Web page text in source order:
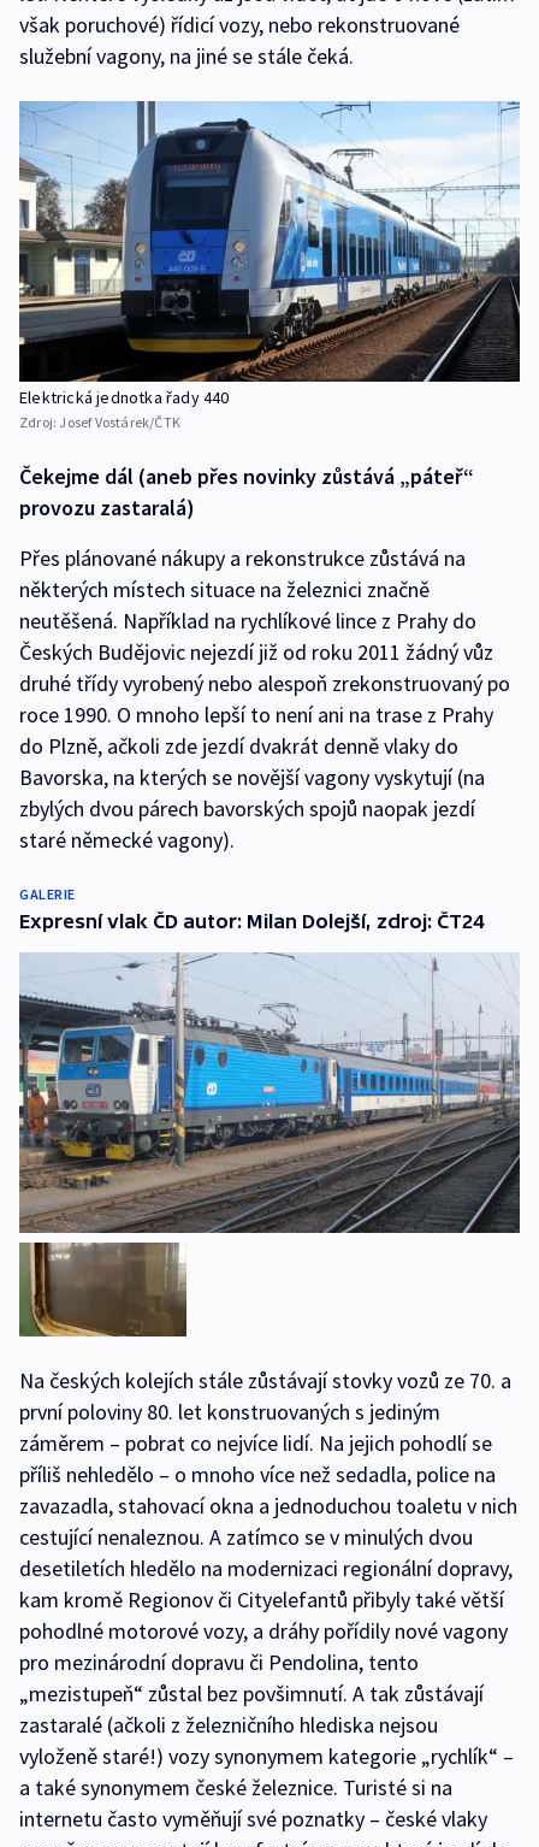
však poruchové) řídicí vozy, nebo rekonstruované
služební vagony, na jiné se stále čeká.
Elektrická jednotka řady 440
Zdroj: Josef Vostárek/ČTK
Čekejme dál (aneb přes novinky zůstává „páteř“
provozu zastaralá)
Přes plánované nákupy a rekonstrukce zůstává na
některých místech situace na železnici značně
neutěšená. Například na rychlíkové lince z Prahy do
Českých Budějovic nejezdí již od roku 2011 žádný vůz
druhé třídy vyrobený nebo alespoň zrekonstruovaný po
roce 1990. O mnoho lepší to není ani na trase z Prahy
do Plzně, ačkoli zde jezdí dvakrát denně vlaky do
Bavorska, na kterých se novější vagony vyskytují (na
zbylých dvou párech bavorských spojů naopak jezdí
staré německé vagony).
GALERIE
Expresní vlak ČD autor: Milan Dolejší, zdroj: ČT24
Na českých kolejích stále zůstávají stovky vozů ze 70. a
první poloviny 80. let konstruovaných s jediným
záměrem – pobrat co nejvíce lidí. Na jejich pohodlí se
příliš nehledělo – o mnoho více než sedadla, police na
zavazadla, stahovací okna a jednoduchou toaletu v nich
cestující nenaleznou. A zatímco se v minulých dvou
desetiletích hledělo na modernizaci regionální dopravy,
kam kromě Regionov či Cityelefantů přibyly také větší
pohodlné motorové vozy, a dráhy pořídily nové vagony
pro mezinárodní dopravu či Pendolina, tento
„mezistupeň“ zůstal bez povšimnutí. A tak zůstávají
zastaralé (ačkoli z železničního hlediska nejsou
vyloženě staré!) vozy synonymem kategorie „rychlík“ –
a také synonymem české železnice. Turisté si na
internetu často vyměňují své poznatky – české vlaky